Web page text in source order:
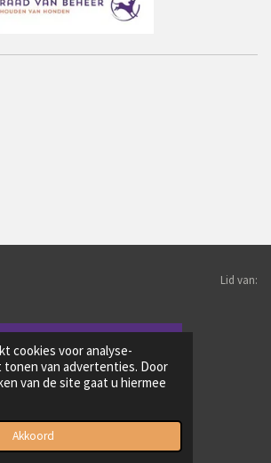
cookies voor analyse-
van advertenties. Door
van de site gaat u hiermee
Akkoord
Lid van:
Nederland